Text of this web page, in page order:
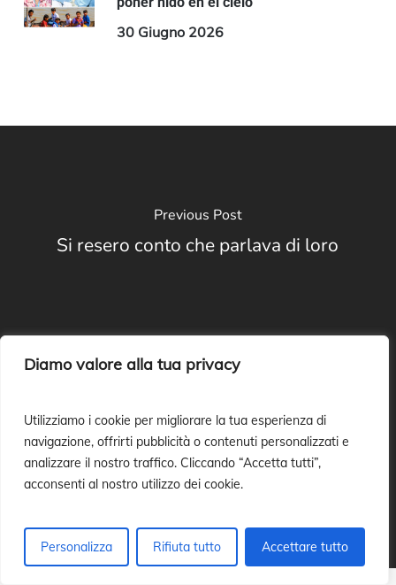
Diamo valore alla tua privacy
Utilizziamo i cookie per migliorare la tua esperienza di
navigazione, offrirti pubblicità o contenuti personalizzati e
analizzare il nostro traffico. Cliccando “Accetta tutti”,
acconsenti al nostro utilizzo dei cookie.
Personalizza Rifiuta tutto Accettare tutto
30 Giugno 2026
Previous Post
Si resero conto che parlava di loro
Next Post
Tu perdoni le piccole cose?